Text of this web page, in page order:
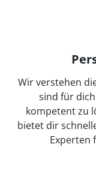
Wir verstehen
sind für
kompetent zu
bietet dir
Experten